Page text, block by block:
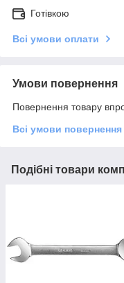
Готівкою
Всі умови оплати
Умови повернення
Повернення товару
Всі умови повернення
Подібні товари